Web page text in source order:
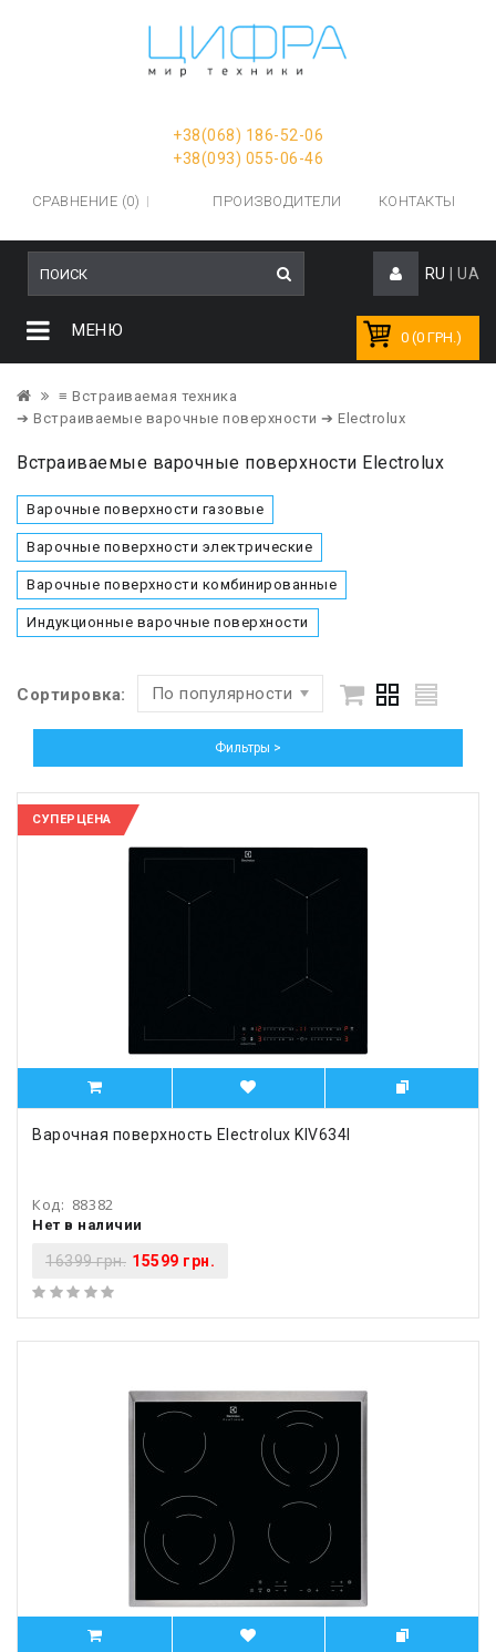
+38(068) 186-52-06
+38(093) 055-06-46
СРАВНЕНИЕ (0) ПРОИЗВОДИТЕЛИ КОНТАКТЫ
RU UA
0 (0 ГРН.)
МЕНЮ
≡ Встраиваемая техника
➔ Встраиваемые варочные поверхности ➔ Electrolux
Встраиваемые варочные поверхности Electrolux
Варочные поверхности газовые
Варочные поверхности электрические
Варочные поверхности комбинированные
Индукционные варочные поверхности
Сортировка: По популярности
Фильтры >
СУПЕРЦЕНА
Варочная поверхность Electrolux KIV634I
Код: 88382
Нет в наличии
16399 грн. 15599 грн.